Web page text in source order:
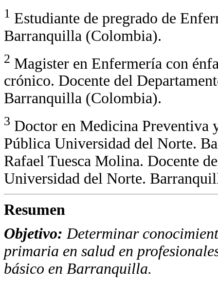
1 Estudiante de pregrado de
Barranquilla (Colombia).
2 Magister en Enfermería con
crónico. Docente del
Barranquilla (Colombia).
3 Doctor en Medicina Preventiva
Pública Universidad del Norte.
Rafael Tuesca Molina. Docente
Universidad del Norte.
Resumen
Objetivo: Determinar
primaria en salud en
básico en Barranquilla.